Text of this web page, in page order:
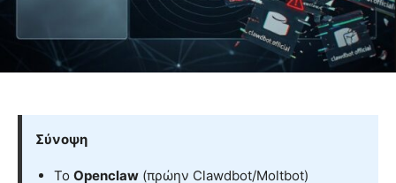
Σύνοψη
Το Openclaw (πρώην Clawdbot/Moltbot)